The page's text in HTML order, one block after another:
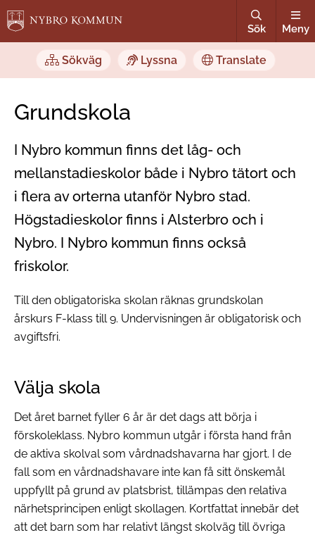
Sök Meny
Sökväg Lyssna Translate
Grundskola
I Nybro kommun finns det låg- och
mellanstadieskolor både i Nybro tätort och
i flera av orterna utanför Nybro stad.
Högstadieskolor finns i Alsterbro och i
Nybro. I Nybro kommun finns också
friskolor.
Till den obligatoriska skolan räknas grundskolan
årskurs F-klass till 9. Undervisningen är obligatorisk och
avgiftsfri.
Välja skola
Det året barnet fyller 6 år är det dags att börja i
förskoleklass. Nybro kommun utgår i första hand från
de aktiva skolval som vårdnadshavarna har gjort. I de
fall som en vårdnadshavare inte kan få sitt önskemål
uppfyllt på grund av platsbrist, tillämpas den relativa
närhetsprincipen enligt skollagen. Kortfattat innebär det
att det barn som har relativt längst skolväg till övriga